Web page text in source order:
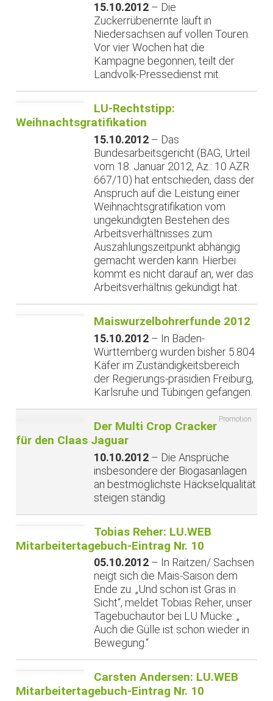
15.10.2012 – Die
Zuckerrübenernte läuft in
Niedersachsen auf vollen Touren.
Vor vier Wochen hat die
Kampagne begonnen, teilt der
Landvolk-Pressedienst mit.
LU-Rechtstipp:
Weihnachtsgratifikation
15.10.2012 – Das
Bundesarbeitsgericht (BAG, Urteil
vom 18. Januar 2012, Az.: 10 AZR
667/10) hat entschieden, dass der
Anspruch auf die Leistung einer
Weihnachtsgratifikation vom
ungekündigten Bestehen des
Arbeitsverhältnisses zum
Auszahlungszeitpunkt abhängig
gemacht werden kann. Hierbei
kommt es nicht darauf an, wer das
Arbeitsverhältnis gekündigt hat.
Maiswurzelbohrerfunde 2012
15.10.2012 – In Baden-
Württemberg wurden bisher 5.804
Käfer im Zuständigkeitsbereich
der Regierungs-präsidien Freiburg,
Karlsruhe und Tübingen gefangen.
Promotion
Der Multi Crop Cracker
für den Claas Jaguar
10.10.2012 – Die Ansprüche
insbesondere der Biogasanlagen
an bestmöglichste Häckselqualität
steigen ständig.
Tobias Reher: LU.WEB
Mitarbeitertagebuch-Eintrag Nr. 10
05.10.2012 – In Raitzen/ Sachsen
neigt sich die Mais-Saison dem
Ende zu. „Und schon ist Gras in
Sicht“, meldet Tobias Reher, unser
Tagebuchautor bei LU Mücke: „
Auch die Gülle ist schon wieder in
Bewegung.“
Carsten Andersen: LU.WEB
Mitarbeitertagebuch-Eintrag Nr. 10